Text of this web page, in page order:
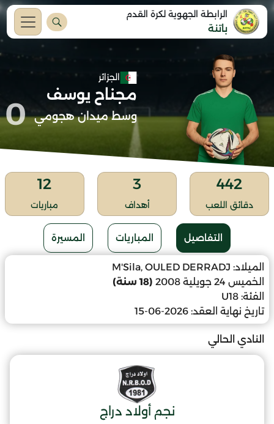
الرابطة الجهوية لكرة القدم
باتنة
الجزائر
مجناح يوسف
وسط ميدان هجومي 0
442
دقائق اللعب
3
أهداف
12
مباريات
التفاصيل المباريات المسيرة
الميلاد: M'Sila, OULED DERRADJ
الخميس 24 جويلية 2008
(18 سنة)
الفئة: U18
تاريخ نهاية العقد: 2026-06-15
النادي الحالي
نجم أولاد دراج